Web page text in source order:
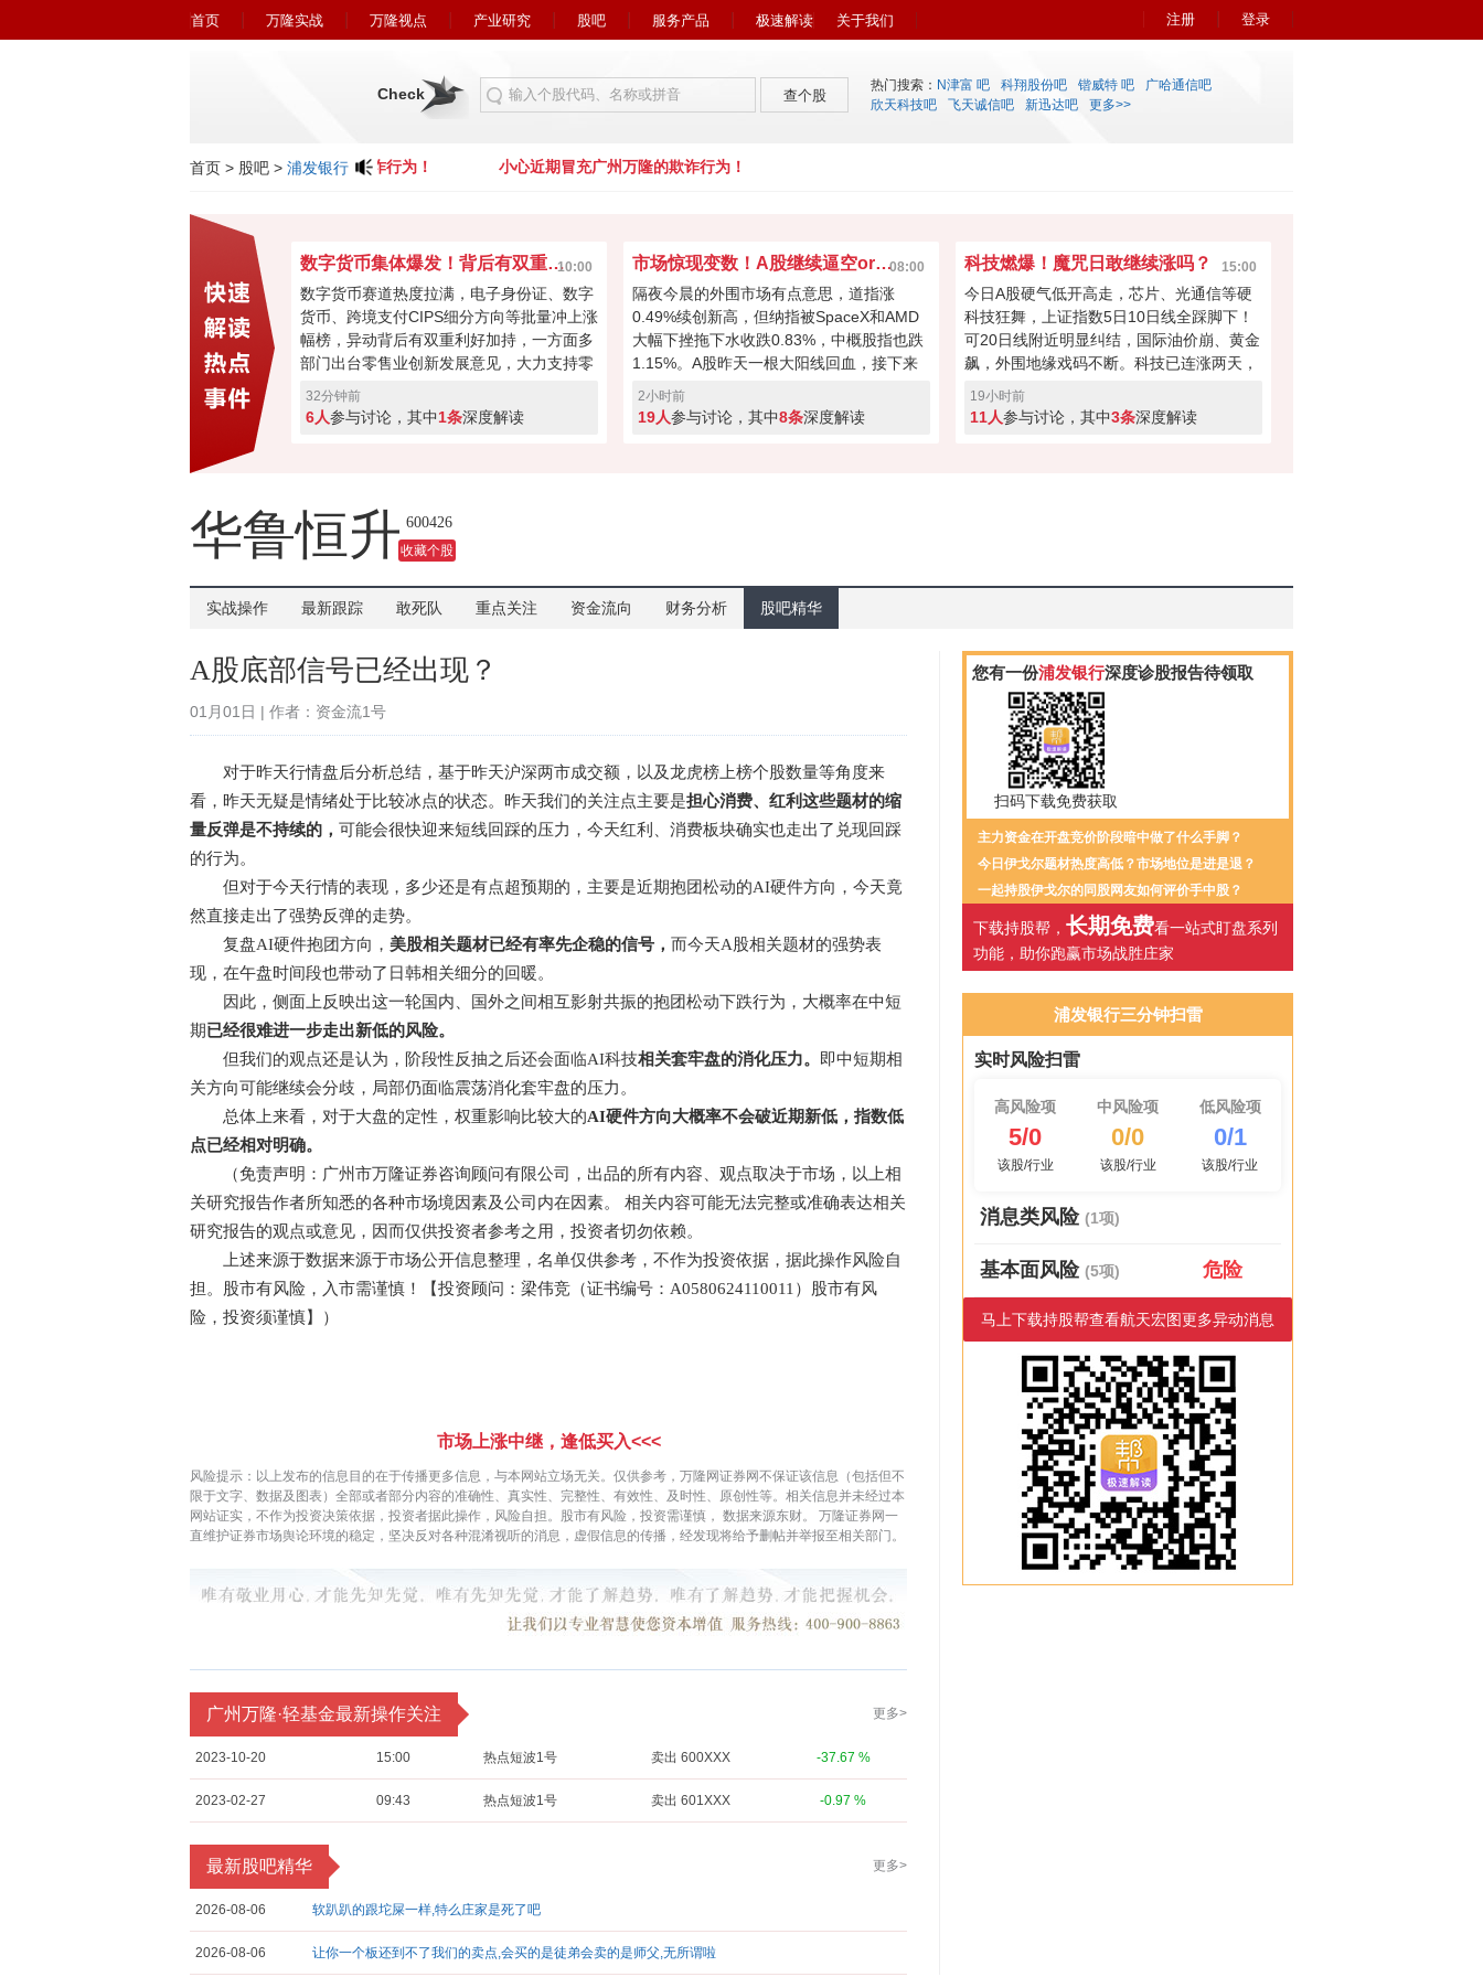
注册 登录
首页 万隆实战 万隆视点 产业研究 股吧 服务产品 极速解读 关于我们
Check 查个股
热门搜索： N津富 吧 科翔股份吧 锴威特 吧
广哈通信吧
欣天科技吧
飞天诚信吧 新迅达吧 更多>>
首页 > 股吧 > 浦发银行
小心近期冒充广州万隆的欺诈行为！ 小心近期冒充广州万隆的欺诈行为！
数字货币集体爆发！背后有双重利好加持？10:00
数字货币赛道热度拉满，电子身份证、数字
货币、跨境支付CIPS细分方向等批量冲上涨
幅榜，异动背后有双重利好加持，一方面多
部门出台零售业创新发展意见，大力支持零
售行业数字化改造；另一方面非洲首个人民
币联合清算行正式落地，CIPS 跨境交易迎
32分钟前
6人参与讨论，其中1条深度解读
市场惊现变数！A股继续逼空or回踩？08:00
隔夜今晨的外围市场有点意思，道指涨
0.49%续创新高，但纳指被SpaceX和AMD
大幅下挫拖下水收跌0.83%，中概股指也跌
1.15%。A股昨天一根大阳线回血，接下来
将要面对3943和3995两个缺口压力位！加
上中美科技摩擦升级（逆变器+先进机器人
2小时前
19人参与讨论，其中8条深度解读
科技燃爆！魔咒日敢继续涨吗？ 15:00
今日A股硬气低开高走，芯片、光通信等硬
科技狂舞，上证指数5日10日线全踩脚下！
可20日线附近明显纠结，国际油价崩、黄金
飙，外围地缘戏码不断。科技已连涨两天，
明天是周四魔咒日+连续两日大涨的获利盘
虎视眈眈——你是大胆加仓博高举高打，还
19小时前
11人参与讨论，其中3条深度解读
华鲁恒升 600426
收藏个股
实战操作 最新跟踪 敢死队 重点关注 资金流向 财务分析 股吧精华
A股底部信号已经出现？
01月01日 | 作者：资金流1号
对于昨天行情盘后分析总结，基于昨天沪深两市成交额，以及龙虎榜上榜个股数量等角度来
看，昨天无疑是情绪处于比较冰点的状态。昨天我们的关注点主要是担心消费、红利这些题材的缩
量反弹是不持续的， 可能会很快迎来短线回踩的压力，今天红利、消费板块确实也走出了兑现回踩
的行为。
但对于今天行情的表现，多少还是有点超预期的，主要是近期抱团松动的AI硬件方向，今天竟
然直接走出了强势反弹的走势。
复盘AI硬件抱团方向， 美股相关题材已经有率先企稳的信号， 而今天A股相关题材的强势表
现，在午盘时间段也带动了日韩相关细分的回暖。
因此，侧面上反映出这一轮国内、国外之间相互影射共振的抱团松动下跌行为，大概率在中短
期已经很难进一步走出新低的风险。
但我们的观点还是认为，阶段性反抽之后还会面临AI科技相关套牢盘的消化压力。
即中短期相
关方向可能继续会分歧，局部仍面临震荡消化套牢盘的压力。
总体上来看，对于大盘的定性，权重影响比较大的AI硬件方向大概率不会破近期新低，指数低
点已经相对明确。
（免责声明：广州市万隆证券咨询顾问有限公司，出品的所有内容、观点取决于市场，以上相
关研究报告作者所知悉的各种市场境因素及公司内在因素。 相关内容可能无法完整或准确表达相关
研究报告的观点或意见，因而仅供投资者参考之用，投资者切勿依赖。
上述来源于数据来源于市场公开信息整理，名单仅供参考，不作为投资依据，据此操作风险自
担。股市有风险，入市需谨慎！【投资顾问：梁伟竞（证书编号：A0580624110011）股市有风
险，投资须谨慎】）
市场上涨中继，逢低买入<<<
风险提示：以上发布的信息目的在于传播更多信息，与本网站立场无关。仅供参考，万隆网证券网不保证该信息（包括但不
限于文字、数据及图表）全部或者部分内容的准确性、真实性、完整性、有效性、及时性、原创性等。相关信息并未经过本
网站证实，不作为投资决策依据，投资者据此操作，风险自担。股市有风险，投资需谨慎， 数据来源东财。
万隆证券网一
直维护证券市场舆论环境的稳定，坚决反对各种混淆视听的消息，虚假信息的传播，经发现将给予删帖并举报至相关部门。
更多>
广州万隆·轻基金最新操作关注
2023-10-20 15:00 热点短波1号 卖出 600XXX -37.67 %
2023-02-27 09:43 热点短波1号 卖出 601XXX -0.97 %
更多>
最新股吧精华
2026-08-06 软趴趴的跟坨屎一样,特么庄家是死了吧
2026-08-06 让你一个板还到不了我们的卖点,会买的是徒弟会卖的是师父,无所谓啦
您有一份浦发银行深度诊股报告待领取
扫码下载免费获取
主力资金在开盘竞价阶段暗中做了什么手脚？
今日伊戈尔题材热度高低？市场地位是进是退？
一起持股伊戈尔的同股网友如何评价手中股？
下载持股帮， 长期免费看一站式盯盘系列
功能，助你跑赢市场战胜庄家
浦发银行三分钟扫雷
实时风险扫雷
高风险项
5/0
该股/行业
中风险项
0/0
该股/行业
低风险项
0/1
该股/行业
消息类风险 (1项)
基本面风险 (5项) 危险
马上下载持股帮查看航天宏图更多异动消息